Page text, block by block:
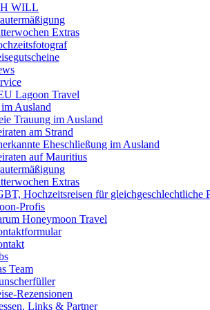
WILL
Extras
Lagoon Travel
Ausland
Trauung im Ausland
am Strand
Eheschließung im Ausland
auf Mauritius
Extras
Hochzeitsreisen für gleichgeschlechtliche
Profis
Honeymoon Travel
Team
Rezensionen
Links & Partner